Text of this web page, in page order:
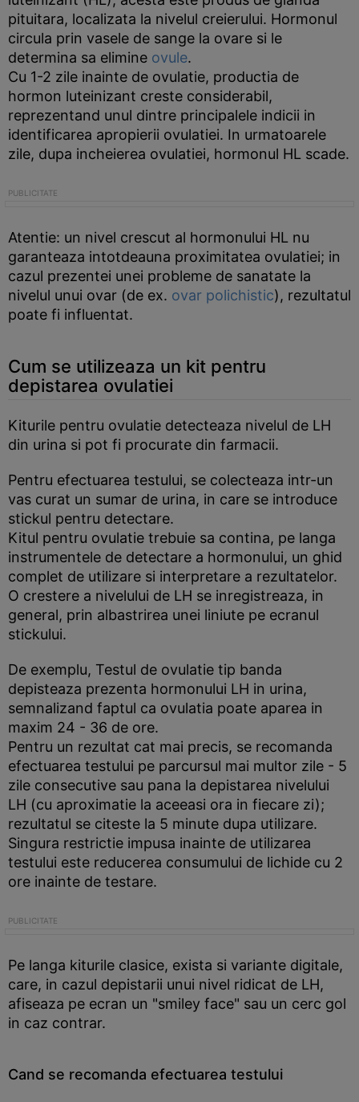
pituitara, localizata la nivelul creierului. Hormonul
circula prin vasele de sange la ovare si le
determina sa elimine ovule.
Cu 1-2 zile inainte de ovulatie, productia de
hormon luteinizant creste considerabil,
reprezentand unul dintre principalele indicii in
identificarea apropierii ovulatiei. In urmatoarele
zile, dupa incheierea ovulatiei, hormonul HL scade.
Atentie: un nivel crescut al hormonului HL nu
garanteaza intotdeauna proximitatea ovulatiei; in
cazul prezentei unei probleme de sanatate la
nivelul unui ovar (de ex. ovar polichistic), rezultatul
poate fi influentat.
Cum se utilizeaza un kit pentru
depistarea ovulatiei
Kiturile pentru ovulatie detecteaza nivelul de LH
din urina si pot fi procurate din farmacii.
Pentru efectuarea testului, se colecteaza intr-un
vas curat un sumar de urina, in care se introduce
stickul pentru detectare.
Kitul pentru ovulatie trebuie sa contina, pe langa
instrumentele de detectare a hormonului, un ghid
complet de utilizare si interpretare a rezultatelor.
O crestere a nivelului de LH se inregistreaza, in
general, prin albastrirea unei liniute pe ecranul
stickului.
De exemplu, Testul de ovulatie tip banda
depisteaza prezenta hormonului LH in urina,
semnalizand faptul ca ovulatia poate aparea in
maxim 24 - 36 de ore.
Pentru un rezultat cat mai precis, se recomanda
efectuarea testului pe parcursul mai multor zile - 5
zile consecutive sau pana la depistarea nivelului
LH (cu aproximatie la aceeasi ora in fiecare zi);
rezultatul se citeste la 5 minute dupa utilizare.
Singura restrictie impusa inainte de utilizarea
testului este reducerea consumului de lichide cu 2
ore inainte de testare.
Pe langa kiturile clasice, exista si variante digitale,
care, in cazul depistarii unui nivel ridicat de LH,
afiseaza pe ecran un "smiley face" sau un cerc gol
in caz contrar.
Cand se recomanda efectuarea testului